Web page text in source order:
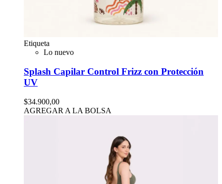
Etiqueta
Lo nuevo
Splash Capilar Control Frizz con Protección
UV
$34.900,00
AGREGAR A LA BOLSA